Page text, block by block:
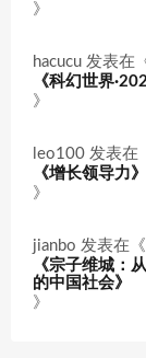
》
hacucu 发表在
《科幻世界
》
leo100 发表在
《增长领导力
》
jianbo 发表在《
《宗子维城：
的中国社会》
》